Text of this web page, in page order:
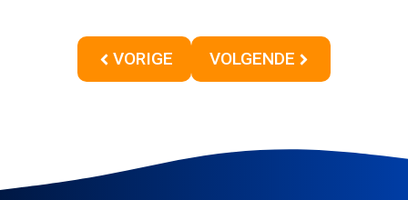
VORIGE VOLGENDE